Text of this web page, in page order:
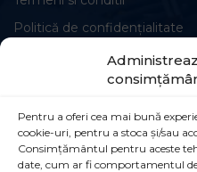
Pentru a oferi cea mai bună
cookie-uri, pentru a stoca și/sau
Consimțământul pentru aceste
date, cum ar fi comportamentul
Politică de confidențialitate
Circuite și conexiuni